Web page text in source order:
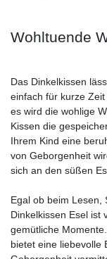
Wohltuende
Das Dinkelkissen
einfach für kurze
es wird die wohlige
Kissen die
Ihrem Kind eine
von Geborgenheit
sich an den süßen
Egal ob beim Lesen,
Dinkelkissen Esel ist
gemütliche
bietet eine liebevolle